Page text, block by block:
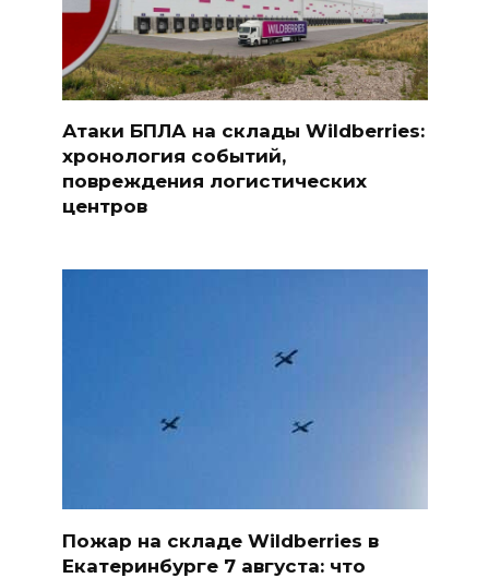
Атаки БПЛА на склады Wildberries:
хронология событий,
повреждения логистических
центров
Пожар на складе Wildberries в
Екатеринбурге 7 августа: что